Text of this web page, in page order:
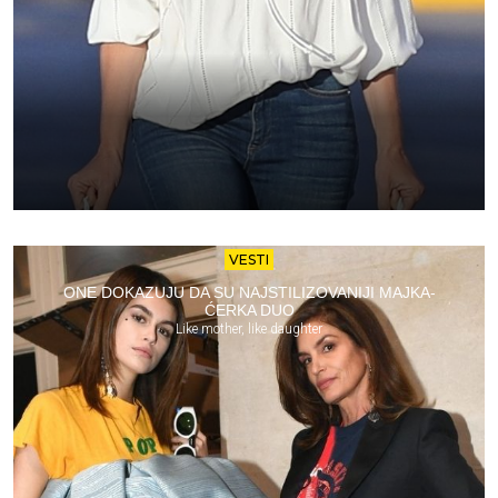
VESTI
ONE DOKAZUJU DA SU NAJSTILIZOVANIJI MAJKA-
ĆERKA DUO
Like mother, like daughter